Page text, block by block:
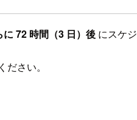
72 時間（3 日）後 にスケ
さい。